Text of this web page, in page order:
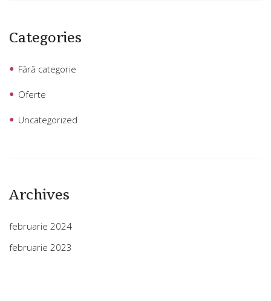
Categories
Fără categorie
Oferte
Uncategorized
Archives
februarie 2024
februarie 2023